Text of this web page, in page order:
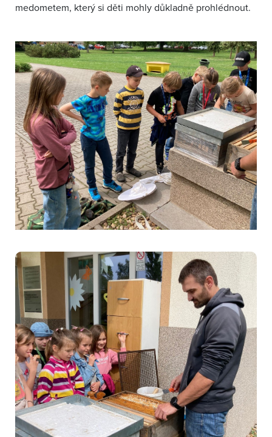
medometem, který si děti mohly důkladně prohlédnout.